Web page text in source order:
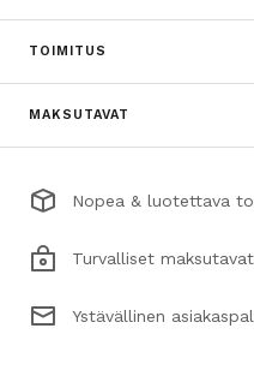
TOIMITUS
MAKSUTAVAT
Nopea & luotettava
Turvalliset maksutavat
Ystävällinen